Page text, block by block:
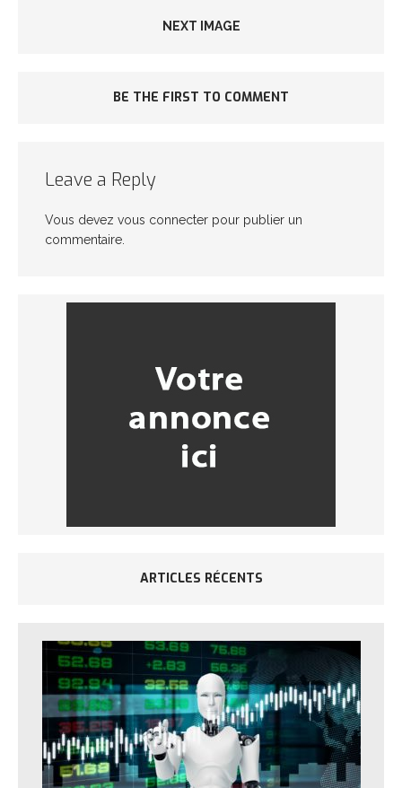
NEXT IMAGE
BE THE FIRST TO COMMENT
Leave a Reply
Vous devez vous connecter pour publier un
commentaire.
ARTICLES RÉCENTS